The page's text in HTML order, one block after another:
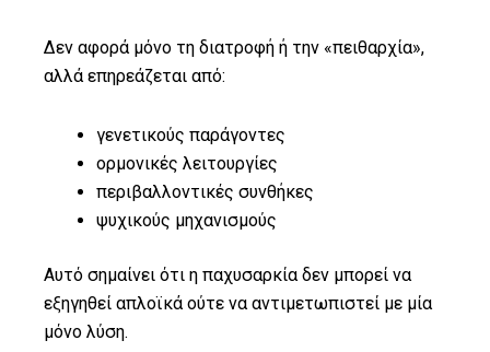
Δεν αφορά μόνο τη διατροφή ή την «πειθαρχία»,
αλλά επηρεάζεται από:
γενετικούς παράγοντες
ορμονικές λειτουργίες
περιβαλλοντικές συνθήκες
ψυχικούς μηχανισμούς
Αυτό σημαίνει ότι η παχυσαρκία δεν μπορεί να
εξηγηθεί απλοϊκά ούτε να αντιμετωπιστεί με μία
μόνο λύση.